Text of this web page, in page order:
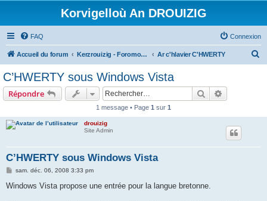
Korvigelloù An DROUIZIG
FAQ Connexion
Accueil du forum Kerzrouizig - Foromoù An Drouizig Ar c'hlavier C'HWERTY
C’HWERTY sous Windows Vista
Répondre Rechercher
1 message • Page 1 sur 1
drouizig
Site Admin
C’HWERTY sous Windows Vista
M
s
sam. déc. 06, 2008 3:33 pm
Windows Vista propose une entrée pour la langue bretonne.